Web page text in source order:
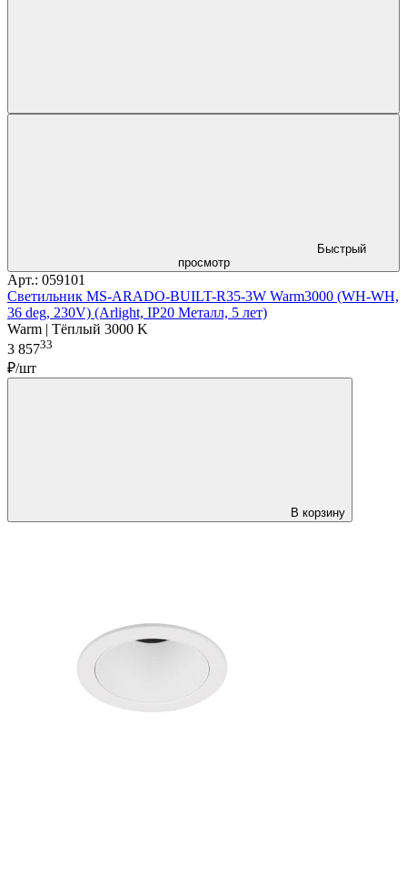
Быстрый
просмотр
Арт.: 059101
Светильник MS-ARADO-BUILT-R35-3W Warm3000 (WH-WH,
36 deg, 230V) (Arlight, IP20 Металл, 5 лет)
Warm | Тёплый 3000 K
3 85733
₽/шт
В корзину